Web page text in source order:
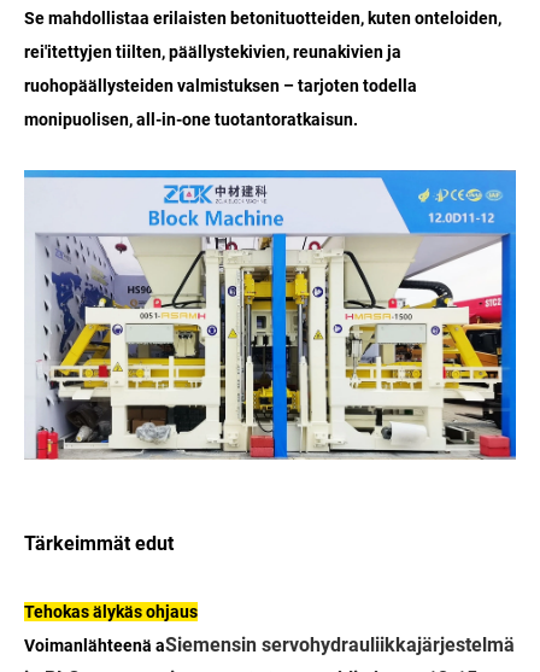
Se mahdollistaa erilaisten betonituotteiden, kuten onteloiden,
rei'itettyjen tiilten, päällystekivien, reunakivien ja
ruohopäällysteiden valmistuksen – tarjoten todella
monipuolisen, all-in-one tuotantoratkaisun.
Tärkeimmät edut
Tehokas älykäs ohjaus
Voimanlähteenä aSiemensin servohydrauliikkajärjestelmä